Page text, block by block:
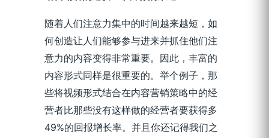
随着人们注意力集中的时间越来越短，如
何创造让人们能够参与进来并抓住他们注
意力的内容变得非常重要。因此，丰富的
内容形式同样是很重要的。举个例子，那
些将视频形式结合在内容营销策略中的经
营者比那些没有这样做的经营者要获得多
49%的回报增长率。并且你还记得我们之